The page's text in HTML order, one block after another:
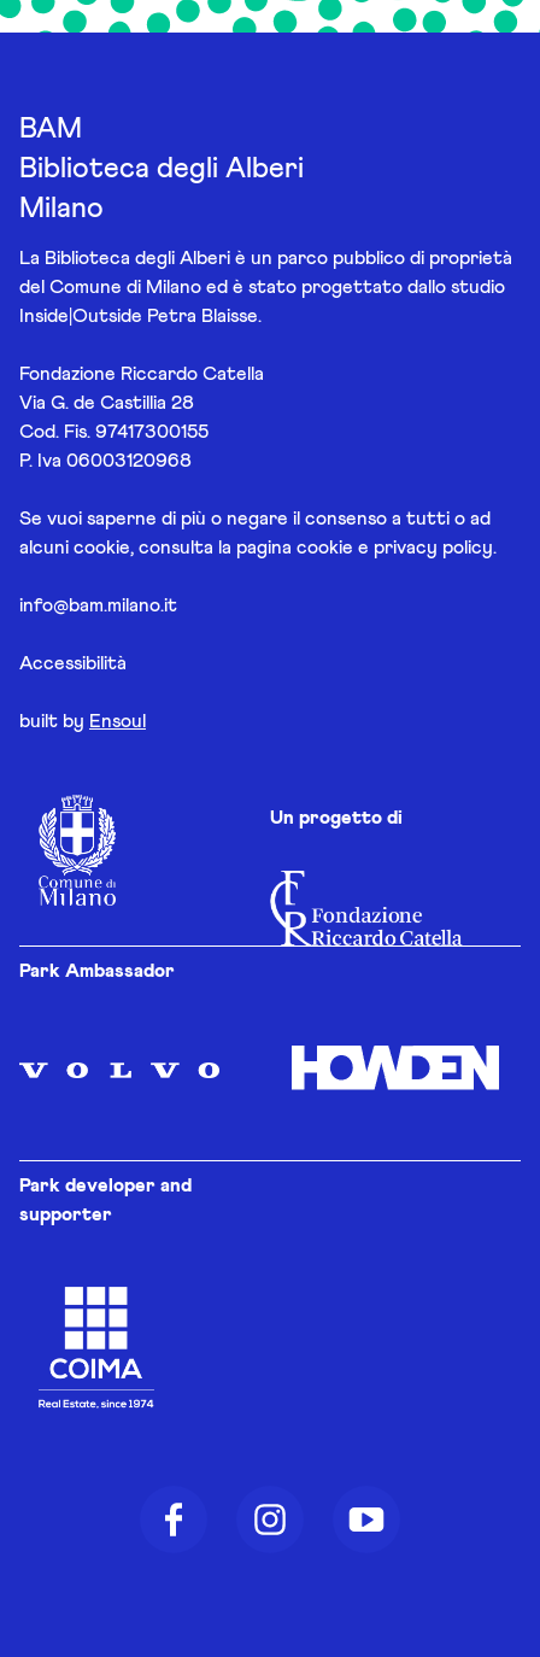
BAM
Biblioteca degli Alberi
Milano
La Biblioteca degli Alberi è un parco pubblico di proprietà
del Comune di Milano ed è stato progettato dallo studio
Inside|Outside Petra Blaisse.
Fondazione Riccardo Catella
Via G. de Castillia 28
Cod. Fis. 97417300155
P. Iva 06003120968
Se vuoi saperne di più o negare il consenso a tutti o ad
alcuni cookie, consulta la pagina cookie e privacy policy.
info@bam.milano.it
Accessibilità
built by Ensoul
Un progetto di
Park Ambassador
Park developer and
supporter